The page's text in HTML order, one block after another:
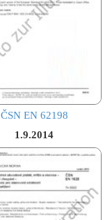
ČSN EN 62198
1.9.2014